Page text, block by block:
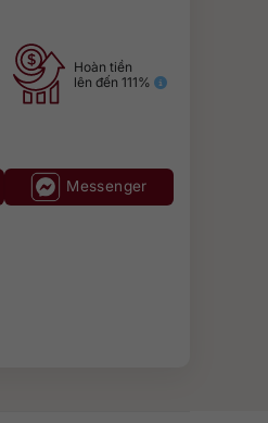
Hoàn tiền
lên đến 111%
Messenger